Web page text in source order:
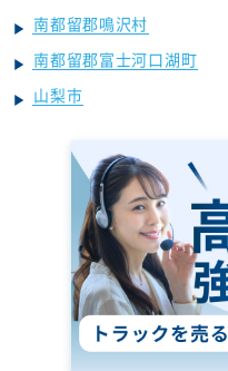
南都留郡鳴沢村
南都留郡富士河口湖町
山梨市